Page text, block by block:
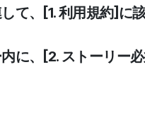
て、[1. 利用規約]に
に、[2. ストーリー